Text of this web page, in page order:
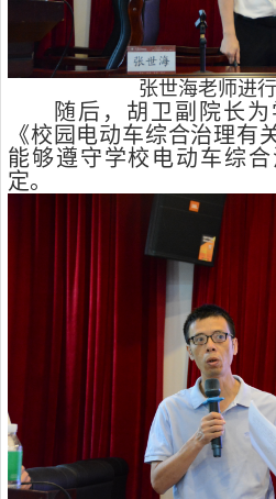
张世海老师进
随后，胡卫副院长
《校园电动车综合治理有
能够遵守学校电动车综
定。